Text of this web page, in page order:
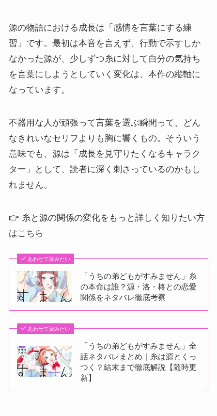
源の物語における成長は「感情を言葉にする練
習」です。最初は本音を言えず、行動で示すしか
なかった源が、少しずつ糸に対して自分の気持ち
を言葉にしようとしていく変化は、本作の縦軸に
なっています。
不器用な人が頑張って言葉を選ぶ瞬間って、どん
なきれいなセリフよりも胸に響くもの。そういう
意味でも、源は「成長を見守りたくなるキャラク
ター」として、読者に深く刺さっているのかもし
れません。
👉 糸と源の関係の変化をもっと詳しく知りたい方
はこちら
あわせて読みたい
「うちの弟どもがすみません」糸
の本命は誰？源・洛・柊との恋愛
関係をネタバレ徹底考察
あわせて読みたい
「うちの弟どもがすみません」全
話ネタバレまとめ｜糸は源とくっ
つく？結末まで徹底解説【随時更
新】